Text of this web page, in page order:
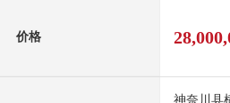
价格
神奈川县